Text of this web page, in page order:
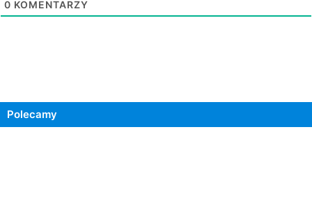
0 KOMENTARZY
Polecamy